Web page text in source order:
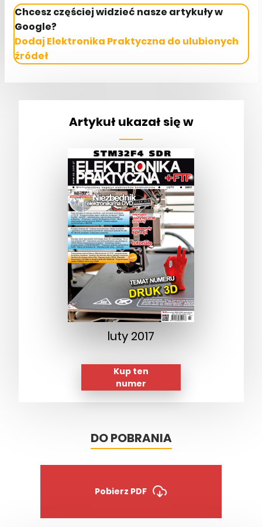
Chcesz częściej widzieć nasze artykuły w
Google?
Dodaj Elektronika Praktyczna do ulubionych
źródeł
Artykuł ukazał się w
luty 2017
Kup ten
numer
DO POBRANIA
Pobierz PDF